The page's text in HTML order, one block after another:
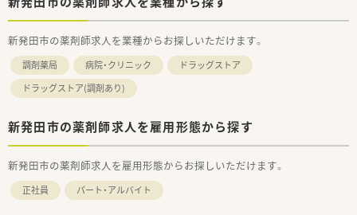
新発田市の薬剤師求人を業種からお探しいただけます。
調剤薬局 病院・クリニック
ドラッグストア
ドラッグストア(調剤あり)
新発田市の薬剤師求人を雇用形態から探す
新発田市の薬剤師求人を雇用形態からお探しいただけます。
正社員 パート・アルバイト